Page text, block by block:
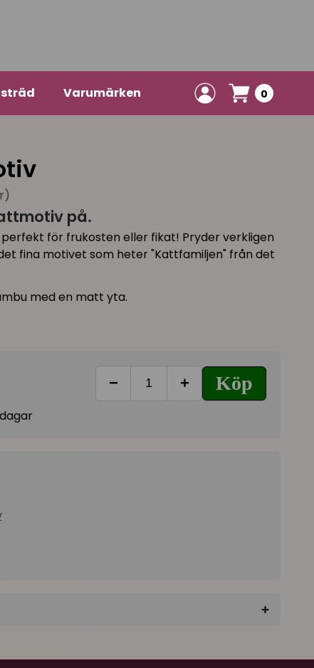
Varumärken 0
på.
för frukosten eller fikat! Pryder verkligen
fina motivet som heter "Kattfamiljen" från det
med en matt yta.
− + Köp
+